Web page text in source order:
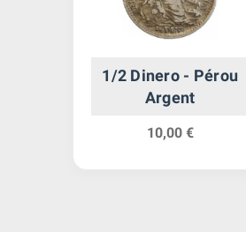
1/2 Dinero - Pérou
Argent
10,00 €